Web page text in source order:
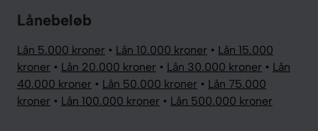
Lånebeløb
Lån 5.000 kroner • Lån 10.000 kroner • Lån 15.000
kroner • Lån 20.000 kroner • Lån 30.000 kroner • Lån
40.000 kroner • Lån 50.000 kroner • Lån 75.000
kroner • Lån 100.000 kroner • Lån 500.000 kroner